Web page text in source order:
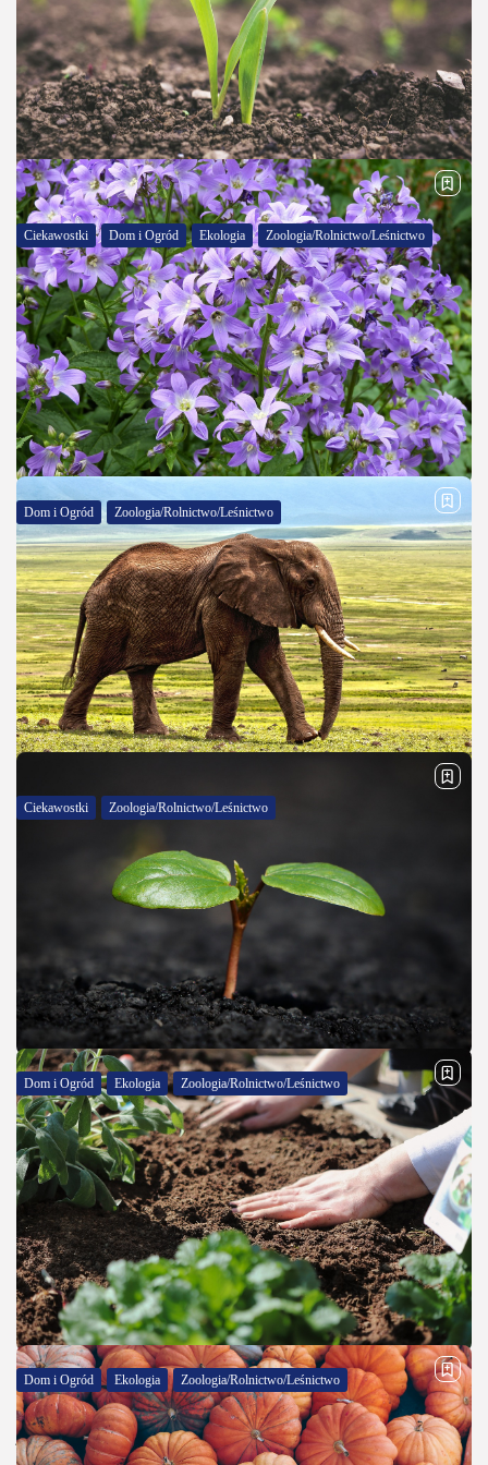
Ciekawostki Dom i Ogród Ekologia Zoologia/Rolnictwo/Leśnictwo
Ziemia próchnicza – czym jest i dlaczego jest
tak ważna?
Ziemia próchnicza to jeden z najcenniejszych rodzajów gleby,
bogaty w substancje organiczne, które powstają w wyniku
rozkładu resztek roślinnych i zwierzęcych. Próchnica, czyli
humus, nadaje glebie jej charakterystyczną, ciemną barwę...
OPUBLIKOWAŁ: REDAKCJA 590POWODÓW.PL 10 MARCA, 2025
Dom i Ogród Zoologia/Rolnictwo/Leśnictwo
Campanula 'Blue Ocean’ – wyjątkowa
dzwonkowa roślina do ogrodu i...
Campanula 'Blue Ocean’ to wyjątkowa odmiana dzwonka, która
zachwyca intensywnie niebiesko-fioletowymi kwiatami o
delikatnym, dzwonkowatym kształcie. Roślina ta jest niezwykle
dekoracyjna i świetnie sprawdza się zarówno w ogrodzie, jak i...
OPUBLIKOWAŁ: REDAKCJA 590POWODÓW.PL 10 MARCA, 2025
Ciekawostki Zoologia/Rolnictwo/Leśnictwo
największych ssaków lądowych
Słonie, największe współcześnie żyjące ssaki lądowe, fascynują
nie tylko swoją potęgą, inteligencją czy społecznymi
zachowaniami, ale także sposobem, w jaki odpoczywają i śpią.
Sen słoni jest szczególnie interesujący, ponieważ mimo...
OPUBLIKOWAŁ: REDAKCJA 590POWODÓW.PL
Dom i Ogród Ekologia Zoologia/Rolnictwo/Leśnictwo
Jak odkwasić ziemię domowym sposobem?
Skuteczne metody dla zdrowych roślin
Odkwaszanie gleby to jeden z kluczowych zabiegów
pielęgnacyjnych w ogrodzie, ponieważ zbyt kwaśne podłoże
negatywnie wpływa na wzrost i rozwój roślin. Na szczęście nie
musisz korzystać z chemicznych preparatów –...
OPUBLIKOWAŁ: REDAKCJA 590POWODÓW.PL 5 MARCA, 2025
Dom i Ogród Ekologia Zoologia/Rolnictwo/Leśnictwo
Kwaśna ziemia – Co warto o niej wiedzieć i
jak...